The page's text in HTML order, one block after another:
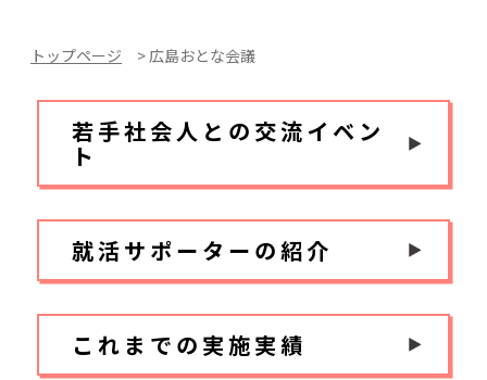
トップページ 広島おとな会議
若手社会人との交流イベン
ト
就活サポーターの紹介
これまでの実施実績